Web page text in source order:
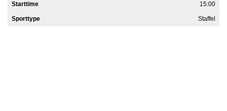
Starttime 15:00
Sporttype Staffel